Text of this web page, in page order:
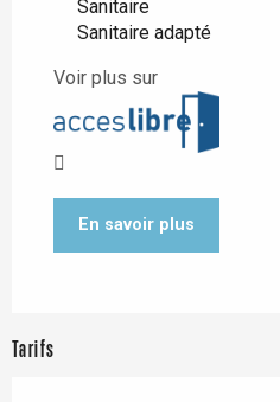
Sanitaire
Sanitaire adapté
Voir plus sur
En savoir plus
Tarifs